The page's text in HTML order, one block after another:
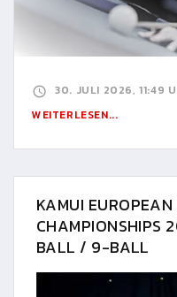
30. JULI 2026, 11:49
WEITERLESEN...
KAMUI
BALL / 9-BALL